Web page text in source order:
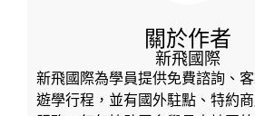
關於作者
新飛國際
新飛國際為學員提供免費諮詢、
遊學行程，並有國外駐點、特約